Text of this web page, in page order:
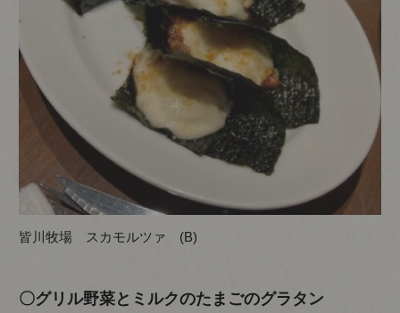
皆川牧場 スカモルツァ (B)
〇グリル野菜とミルクのたまごのグラタン